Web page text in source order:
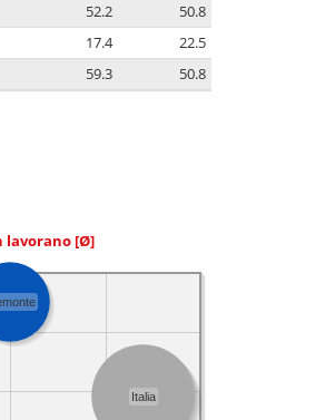
52.2
50.8
17.4
22.5
59.3 50.8
lavorano [Ø]
Italia